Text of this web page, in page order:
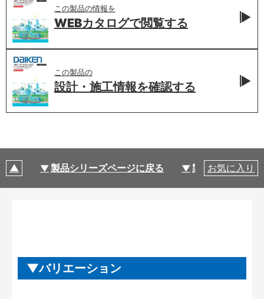
この製品の情報を
WEBカタログで閲覧する
この製品の
設計・施工情報を確認する
製品シリーズページに戻る 製品仕様
お気に入り
バリエーション